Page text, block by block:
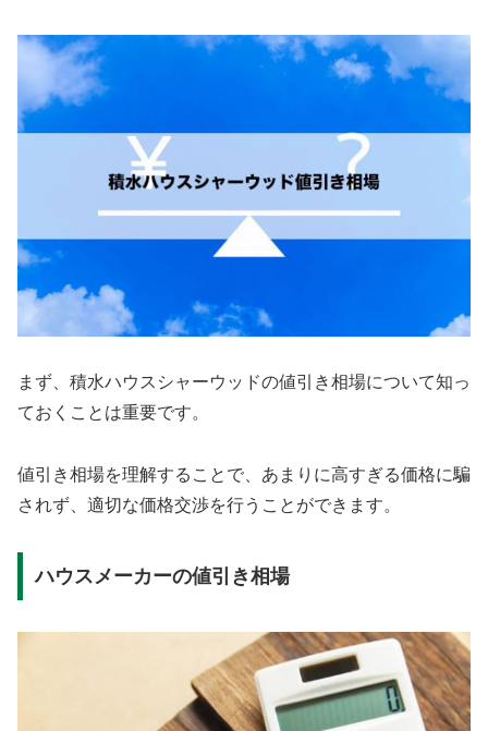
まず、積水ハウスシャーウッドの値引き相場について知っ
ておくことは重要です。
値引き相場を理解することで、あまりに高すぎる価格に騙
されず、適切な価格交渉を行うことができます。
ハウスメーカーの値引き相場